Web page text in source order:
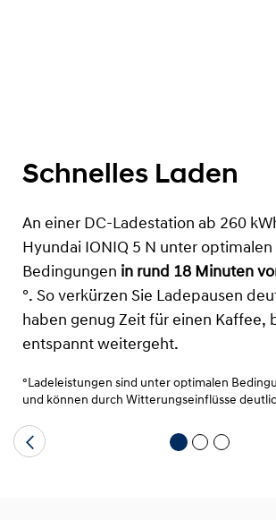
Schnelles Laden
An einer DC-Ladestation ab 260
Hyundai IONIQ 5 N unter optimalen
Bedingungen in rund 18 Minuten
°. So verkürzen Sie Ladepausen
haben genug Zeit für einen Kaffee,
entspannt weitergeht.
°Ladeleistungen sind unter optimalen
und können durch Witterungseinflüsse